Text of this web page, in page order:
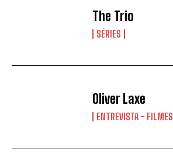
The Trio
SÉRIES
Oliver Laxe
ENTREVISTA - FILMES